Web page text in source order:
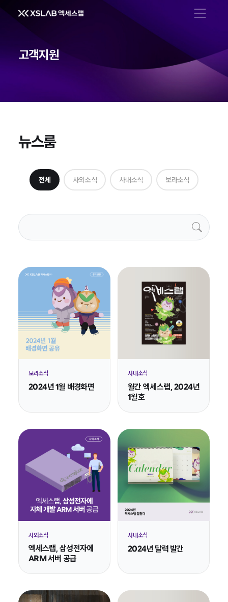
메뉴 열기
고객지원
뉴스룸
전체 사외소식 사내소식 보라소식
검색
보라소식
2024년 1월 배경화면
사내소식
월간 엑세스랩, 2024년
1월호
사외소식
엑세스랩, 삼성전자에
ARM 서버 공급
사내소식
2024년 달력 발간